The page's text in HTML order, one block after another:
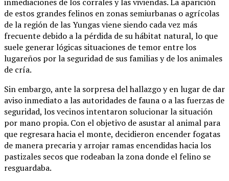
de estos grandes felinos en zonas semiurbanas o agrícolas
de la región de las Yungas viene siendo cada vez más
frecuente debido a la pérdida de su hábitat natural, lo que
suele generar lógicas situaciones de temor entre los
lugareños por la seguridad de sus familias y de los animales
de cría.
Sin embargo, ante la sorpresa del hallazgo y en lugar de dar
aviso inmediato a las autoridades de fauna o a las fuerzas de
seguridad, los vecinos intentaron solucionar la situación
por mano propia. Con el objetivo de asustar al animal para
que regresara hacia el monte, decidieron encender fogatas
de manera precaria y arrojar ramas encendidas hacia los
pastizales secos que rodeaban la zona donde el felino se
resguardaba.